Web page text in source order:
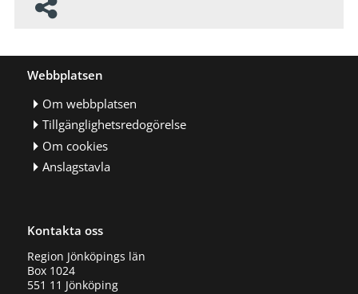
Webbplatsen
Om webbplatsen
Tillgänglighetsredogörelse
Om cookies
Anslagstavla
Kontakta oss
Region Jönköpings län
Box 1024
551 11 Jönköping